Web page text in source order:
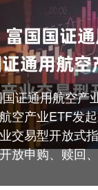
证通用航空产
空产业ETF发
交易型开放式
放申购、赎回